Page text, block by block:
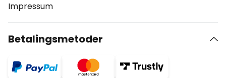
Impressum
Betalingsmetoder